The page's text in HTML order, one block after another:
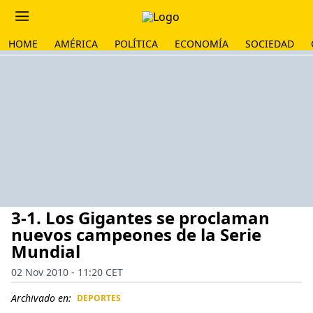
HOME AMÉRICA POLÍTICA ECONOMÍA SOCIEDAD
3-1. Los Gigantes se proclaman
nuevos campeones de la Serie
Mundial
02 Nov 2010 - 11:20 CET
Archivado en: DEPORTES